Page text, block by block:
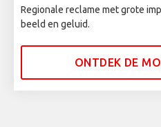
Regionale reclame met grote
beeld en geluid.
ONTDEK DE